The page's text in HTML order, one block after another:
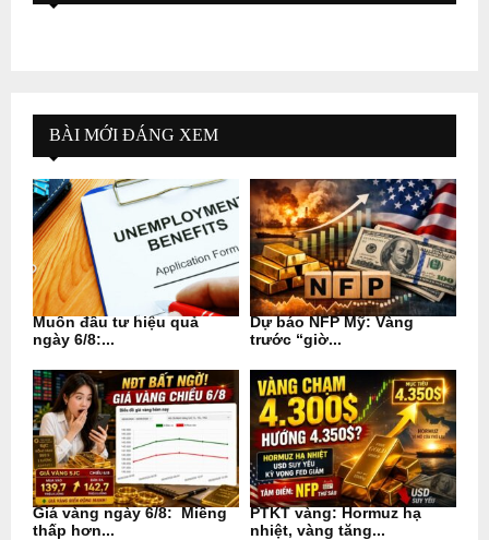
BÀI MỚI ĐÁNG XEM
Muốn đầu tư hiệu quả
ngày 6/8:...
Dự báo NFP Mỹ: Vàng
trước “giờ...
Giá vàng ngày 6/8: Miếng
thấp hơn...
PTKT vàng: Hormuz hạ
nhiệt, vàng tăng...